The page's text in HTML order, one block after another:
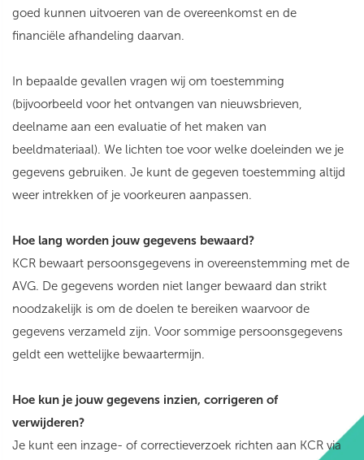
goed kunnen uitvoeren van de overeenkomst en de
financiële afhandeling daarvan.
In bepaalde gevallen vragen wij om toestemming
(bijvoorbeeld voor het ontvangen van nieuwsbrieven,
deelname aan een evaluatie of het maken van
beeldmateriaal). We lichten toe voor welke doeleinden we je
gegevens gebruiken. Je kunt de gegeven toestemming altijd
weer intrekken of je voorkeuren aanpassen.
Hoe lang worden jouw gegevens bewaard?
KCR bewaart persoonsgegevens in overeenstemming met de
AVG. De gegevens worden niet langer bewaard dan strikt
noodzakelijk is om de doelen te bereiken waarvoor de
gegevens verzameld zijn. Voor sommige persoonsgegevens
geldt een wettelijke bewaartermijn.
Hoe kun je jouw gegevens inzien, corrigeren of
verwijderen?
Je kunt een inzage- of correctieverzoek richten aan KCR via